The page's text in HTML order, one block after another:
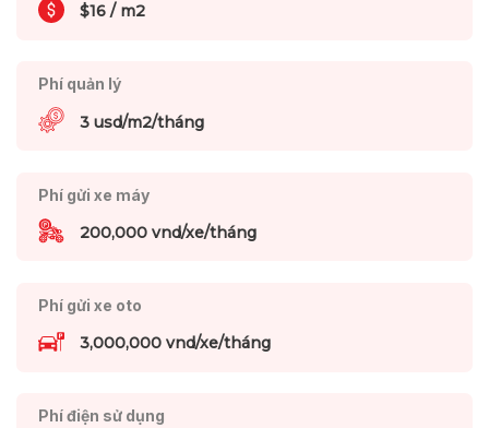
$16 / m2
Phí quản lý
3 usd/m2/tháng
Phí gửi xe máy
200,000 vnd/xe/tháng
Phí gửi xe oto
3,000,000 vnd/xe/tháng
Phí điện sử dụng